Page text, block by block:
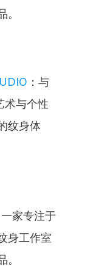
：与
术与个性
纹身体
一家专注于
身工作室